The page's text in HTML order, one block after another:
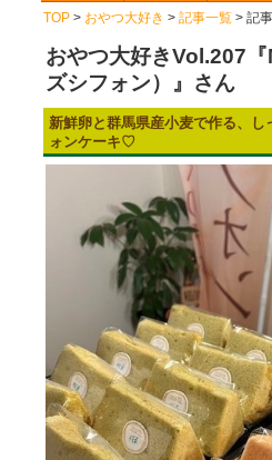
TOP> おやつ大好き > 記事一覧> 記
おやつ大好きVol.207
ズシフォン）』さん
新鮮卵と群馬県産小麦で作る、し
ォンケーキ♡